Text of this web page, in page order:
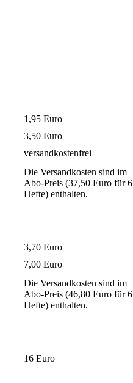
1,95 Euro
3,50 Euro
versandkostenfrei
Die Versandkosten sind im
Abo-Preis (37,50 Euro für 6
Hefte) enthalten.
3,70 Euro
7,00 Euro
Die Versandkosten sind im
Abo-Preis (46,80 Euro für 6
Hefte) enthalten.
16 Euro